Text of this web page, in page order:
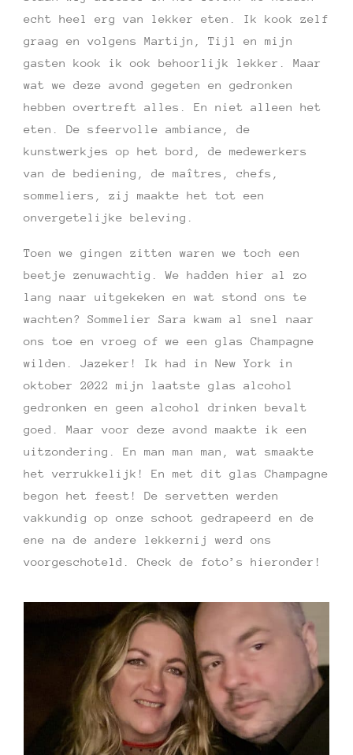
echt heel erg van lekker eten. Ik kook zelf
graag en volgens Martijn, Tijl en mijn
gasten kook ik ook behoorlijk lekker. Maar
wat we deze avond gegeten en gedronken
hebben overtreft alles. En niet alleen het
eten. De sfeervolle ambiance, de
kunstwerkjes op het bord, de medewerkers
van de bediening, de maîtres, chefs,
sommeliers, zij maakte het tot een
onvergetelijke beleving.
Toen we gingen zitten waren we toch een
beetje zenuwachtig. We hadden hier al zo
lang naar uitgekeken en wat stond ons te
wachten? Sommelier Sara kwam al snel naar
ons toe en vroeg of we een glas Champagne
wilden. Jazeker! Ik had in New York in
oktober 2022 mijn laatste glas alcohol
gedronken en geen alcohol drinken bevalt
goed. Maar voor deze avond maakte ik een
uitzondering. En man man man, wat smaakte
het verrukkelijk! En met dit glas Champagne
begon het feest! De servetten werden
vakkundig op onze schoot gedrapeerd en de
ene na de andere lekkernij werd ons
voorgeschoteld. Check de foto’s hieronder!